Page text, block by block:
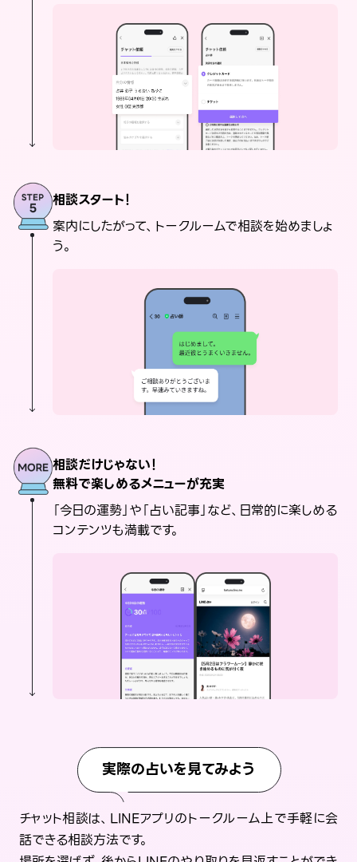
相談スタート！
案内にしたがって、トークルームで相談を始めましょ
う。
相談だけじゃない！
無料で楽しめるメニューが充実
「今日の運勢」や「占い記事」など、日常的に楽しめる
コンテンツも満載です。
実際の占いを見てみよう
チャット相談は、LINEアプリのトークルーム上で手軽に会
話できる相談方法です。